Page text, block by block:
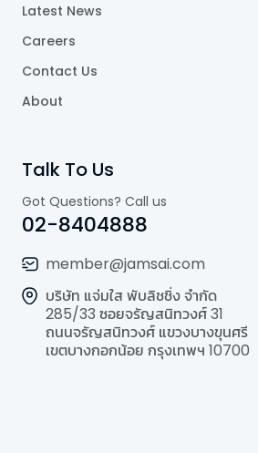
Latest News
Careers
Contact Us
About
Talk To Us
Got Questions? Call us
02-8404888
member@jamsai.com
บริษัท แจ่มใส พับลิชชิ่ง จำกัด
285/33 ซอยจรัญสนิทวงศ์ 31
ถนนจรัญสนิทวงศ์ แขวงบางขุนศรี
เขตบางกอกน้อย กรุงเทพฯ 10700